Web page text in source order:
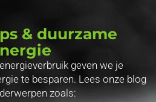
& duurzame
geven we je
te besparen. Lees onze blog
zoals: